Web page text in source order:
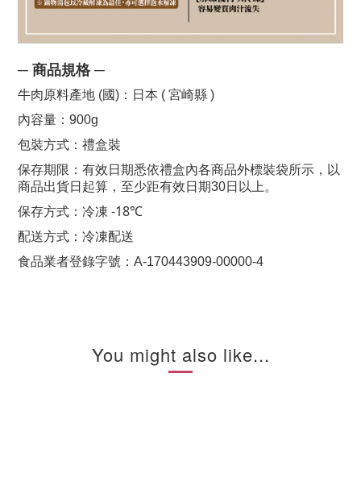
─ 商品規格─
牛肉原料產地 (國) ： 日本 ( 宮崎縣 )
內容量：900g
包裝方式：禮盒裝
保存期限：有效日期悉依禮盒內各商品外標裝袋所示，以
商品出貨日起算，至少距有效日期30日以上。
保存方式：冷凍 -18℃
配送方式：冷凍配送
食品業者登錄字號：A-170443909-00000-4
You might also like...